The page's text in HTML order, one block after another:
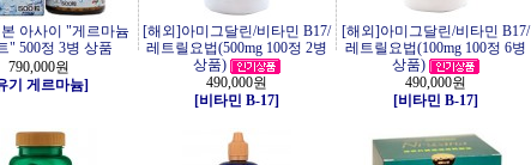
아사이 "게르마늄
" 500정 3병 상품
790,000원
기 게르마늄]
[해외]아미그달린/비타민 B17/
레트릴요법(500mg 100정 2병
상품)
490,000원
[비타민 B-17]
[해외]아미그달린/비타민 B17/
레트릴요법(100mg 100정 6병
상품)
490,000원
[비타민 B-17]